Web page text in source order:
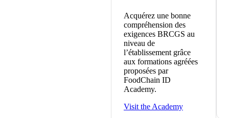
Acquérez une bonne
compréhension des
exigences BRCGS au
niveau de
l’établissement grâce
aux formations agréées
proposées par
FoodChain ID
Academy.
Visit the Academy